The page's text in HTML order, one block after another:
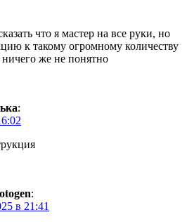
что я мастер на все руки, но
к такому огромному количеству
же не понятно
:
:
в 21:41